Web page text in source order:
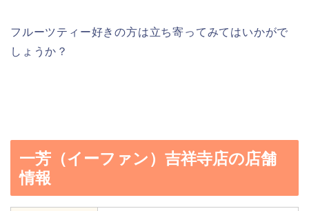
フルーツティー好きの方は立ち寄ってみてはいかがで
しょうか？
一芳（イーファン）吉祥寺店の店舗
情報